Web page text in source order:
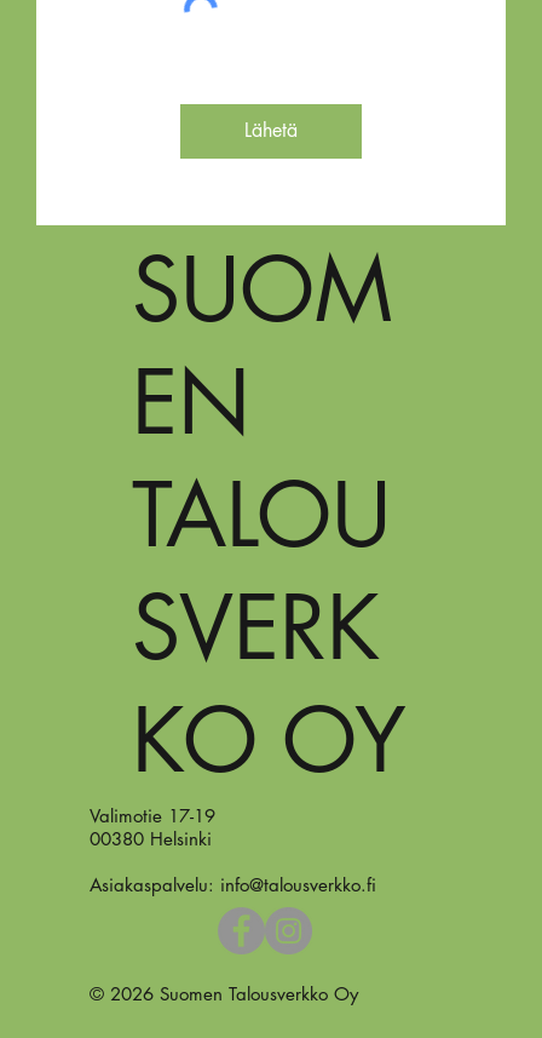
SUOM
EN
TALOU
SVERK
KO OY
Valimotie 17-19
00380 Helsinki
Asiakaspalvelu: info@talousverkko.fi
© 2026 Suomen Talousverkko Oy
Lähetä